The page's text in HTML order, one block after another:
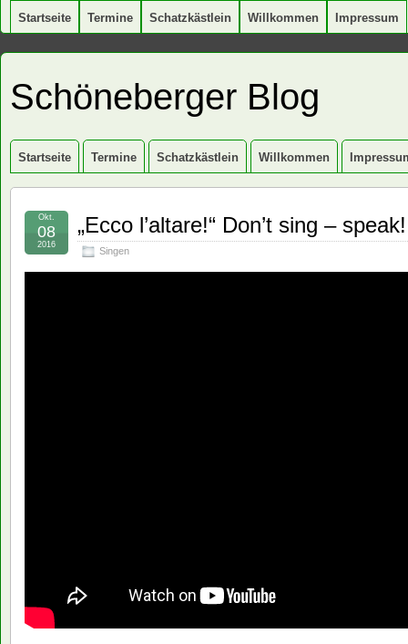
Startseite Termine Schatzkästlein Willkommen Impressum
Schöneberger Blog
Startseite Termine Schatzkästlein Willkommen
„Ecco l’altare!“ Don’t sing – speak!
Singen
Okt.
08
2016